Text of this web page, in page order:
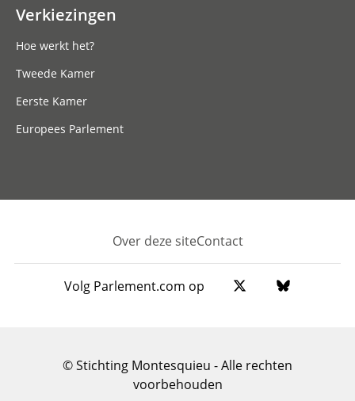
Verkiezingen
Hoe werkt het?
Tweede Kamer
Eerste Kamer
Europees Parlement
Footer
Over deze siteContact
Volg Parlement.com op
© Stichting Montesquieu - Alle rechten
voorbehouden